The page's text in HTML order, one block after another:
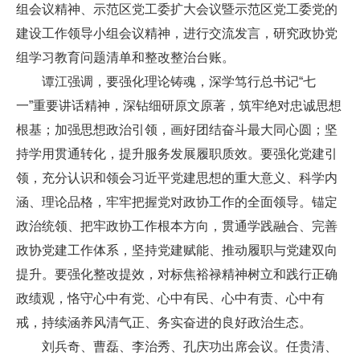
组会议精神、示范区党工委扩大会议暨示范区党工委党的
建设工作领导小组会议精神，进行交流发言，研究政协党
组学习教育问题清单和整改整治台账。
谭江强调，要强化理论铸魂，深学笃行总书记“七
一”重要讲话精神，深钻细研原文原著，筑牢绝对忠诚思想
根基；加强思想政治引领，画好团结奋斗最大同心圆；坚
持学用贯通转化，提升服务发展履职质效。要强化党建引
领，充分认识和领会习近平党建思想的重大意义、科学内
涵、理论品格，牢牢把握党对政协工作的全面领导。锚定
政治统领、把牢政协工作根本方向，贯通学践融合、完善
政协党建工作体系，坚持党建赋能、推动履职与党建双向
提升。要强化整改提效，对标焦裕禄精神树立和践行正确
政绩观，恪守心中有党、心中有民、心中有责、心中有
戒，持续涵养风清气正、务实奋进的良好政治生态。
刘兵奇、曹磊、李治秀、孔庆功出席会议。任贵清、